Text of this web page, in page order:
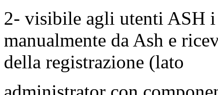
2- visibile agli utenti ASH
manualmente da Ash e
della registrazione (lato